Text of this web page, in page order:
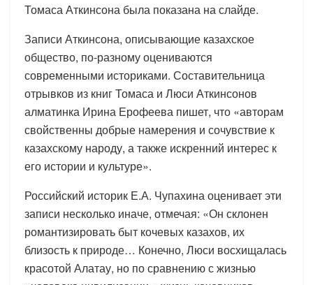
Томаса Аткинсона была показана на слайде.
Записи Аткинсона, описывающие казахское
общество, по-разному оцениваются
современными историками. Составительница
отрывков из книг Томаса и Люси Аткинсонов
алматинка Ирина Ерофеева пишет, что «авторам
свойственны добрые намерения и сочувствие к
казахскому народу, а также искренний интерес к
его истории и культуре».
Российский историк Е.А. Чупахина оценивает эти
записи несколько иначе, отмечая: «Он склонен
романтизировать быт кочевых казахов, их
близость к природе… Конечно, Люси восхищалась
красотой Алатау, но по сравнению с жизнью